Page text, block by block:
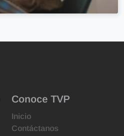
Conoce TVP
Inicio
Contáctanos